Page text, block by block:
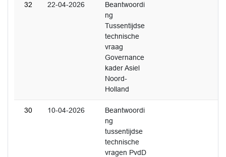
32 22-04-2026
Beantwoordi
ng
Tussentijdse
technische
vraag
Governance
kader Asiel
Noord-
Holland
30 10-04-2026
Beantwoordi
ng
tussentijdse
technische
vragen PvdD